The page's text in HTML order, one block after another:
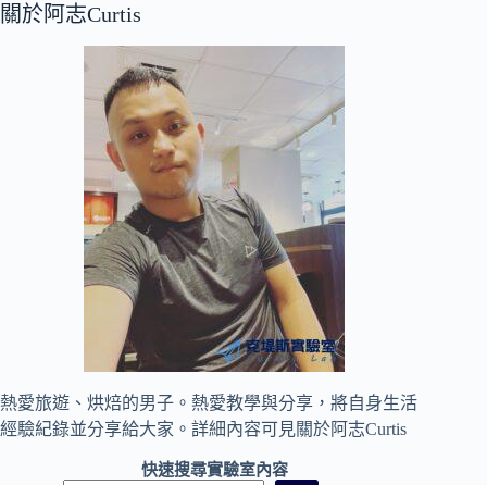
關於阿志Curtis
熱愛旅遊、烘焙的男子。熱愛教學與分享，將自身生活
經驗紀錄並分享給大家。詳細內容可見關於阿志Curtis
快速搜尋實驗室內容